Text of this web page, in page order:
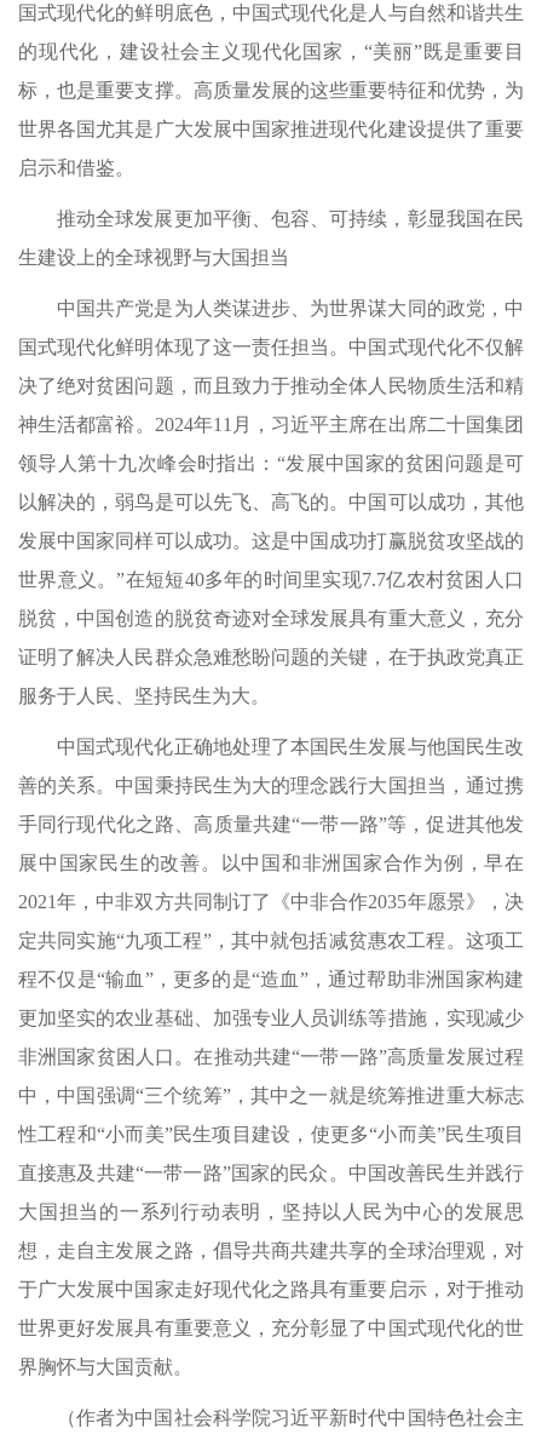
国式现代化的鲜明底色，中国式现代化是人与自然和谐共生
的现代化，建设社会主义现代化国家，“美丽”既是重要目
标，也是重要支撑。高质量发展的这些重要特征和优势，为
世界各国尤其是广大发展中国家推进现代化建设提供了重要
启示和借鉴。
推动全球发展更加平衡、包容、可持续，彰显我国在民
生建设上的全球视野与大国担当
中国共产党是为人类谋进步、为世界谋大同的政党，中
国式现代化鲜明体现了这一责任担当。中国式现代化不仅解
决了绝对贫困问题，而且致力于推动全体人民物质生活和精
神生活都富裕。2024年11月，习近平主席在出席二十国集团
领导人第十九次峰会时指出：“发展中国家的贫困问题是可
以解决的，弱鸟是可以先飞、高飞的。中国可以成功，其他
发展中国家同样可以成功。这是中国成功打赢脱贫攻坚战的
世界意义。”在短短40多年的时间里实现7.7亿农村贫困人口
脱贫，中国创造的脱贫奇迹对全球发展具有重大意义，充分
证明了解决人民群众急难愁盼问题的关键，在于执政党真正
服务于人民、坚持民生为大。
中国式现代化正确地处理了本国民生发展与他国民生改
善的关系。中国秉持民生为大的理念践行大国担当，通过携
手同行现代化之路、高质量共建“一带一路”等，促进其他发
展中国家民生的改善。以中国和非洲国家合作为例，早在
2021年，中非双方共同制订了《中非合作2035年愿景》，决
定共同实施“九项工程”，其中就包括减贫惠农工程。这项工
程不仅是“输血”，更多的是“造血”，通过帮助非洲国家构建
更加坚实的农业基础、加强专业人员训练等措施，实现减少
非洲国家贫困人口。在推动共建“一带一路”高质量发展过程
中，中国强调“三个统筹”，其中之一就是统筹推进重大标志
性工程和“小而美”民生项目建设，使更多“小而美”民生项目
直接惠及共建“一带一路”国家的民众。中国改善民生并践行
大国担当的一系列行动表明，坚持以人民为中心的发展思
想，走自主发展之路，倡导共商共建共享的全球治理观，对
于广大发展中国家走好现代化之路具有重要启示，对于推动
世界更好发展具有重要意义，充分彰显了中国式现代化的世
界胸怀与大国贡献。
（作者为中国社会科学院习近平新时代中国特色社会主